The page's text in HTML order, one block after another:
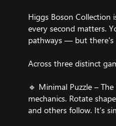
Higgs Boson
every second matters.
pathways — but there's
Across three distinct
🔹 Minimal Puzzle –
mechanics. Rotate
and others follow. It’s